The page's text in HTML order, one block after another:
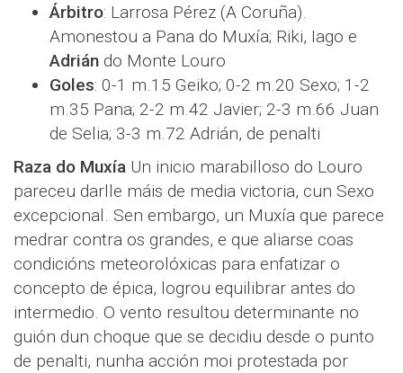
Árbitro: Larrosa Pérez (A Coruña).
Amonestou a Pana do Muxía; Riki, Iago e
Adrián do Monte Louro
Goles: 0-1 m.15 Geiko; 0-2 m.20 Sexo; 1-2
m.35 Pana; 2-2 m.42 Javier; 2-3 m.66 Juan
de Selia; 3-3 m.72 Adrián, de penalti
Raza do Muxía Un inicio marabilloso do Louro
pareceu darlle máis de media victoria, cun Sexo
excepcional. Sen embargo, un Muxía que parece
medrar contra os grandes, e que aliarse coas
condicións meteorolóxicas para enfatizar o
concepto de épica, logrou equilibrar antes do
intermedio. O vento resultou determinante no
guión dun choque que se decidiu desde o punto
de penalti, nunha acción moi protestada por